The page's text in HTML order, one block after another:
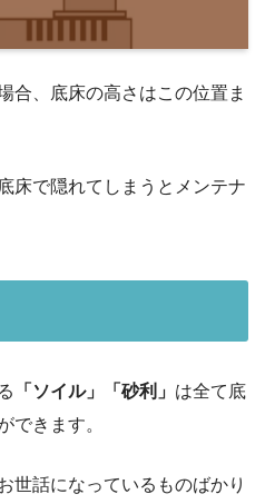
合、底床の高さはこの位置ま
床で隠れてしまうとメンテナ
「ソイル」「砂利」 は全て底
きます。
世話になっているものばかり